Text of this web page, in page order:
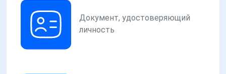
Документ, удостоверяющий
личность